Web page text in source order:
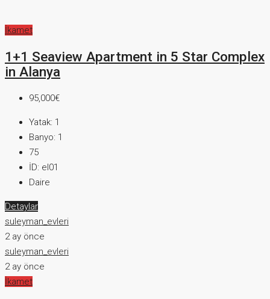
İkamet
1+1 Seaview Apartment in 5 Star Complex
in Alanya
95,000€
Yatak: 1
Banyo: 1
75
İD: el01
Daire
Detaylar
suleyman_evleri
2 ay önce
suleyman_evleri
2 ay önce
İkamet